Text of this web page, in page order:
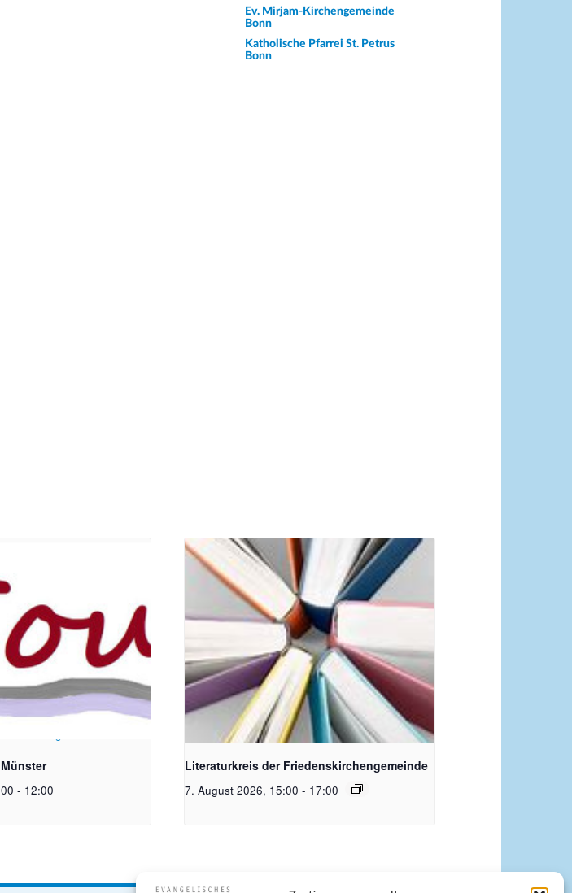
Ev. Mirjam-Kirchengemeinde
Bonn
Katholische Pfarrei St. Petrus
Bonn
- 12:00
Bildquelle Pixabay
Literaturkreis der Friedenskirchengemeinde
7. August 2026, 15:00 - 17:00